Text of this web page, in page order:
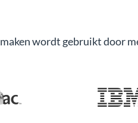
wordt gebruikt door